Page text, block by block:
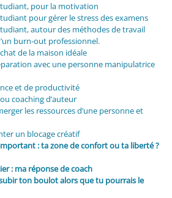
pour la motivation
pour gérer le stress des examens
autour des méthodes de travail
burn-out professionnel.
de la maison idéale
avec une personne manipulatrice
et de productivité
coaching d’auteur
les ressources d’une personne et
un blocage créatif
: ta zone de confort ou ta liberté ?
: ma réponse de coach
ton boulot alors que tu pourrais le